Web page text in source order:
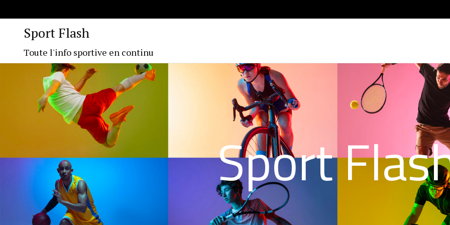
Sport Flash
Toute l'info sportive en continu
Sport